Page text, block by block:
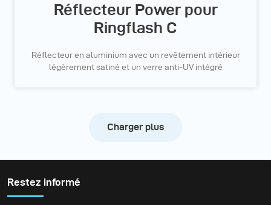
Réflecteur Power pour
Ringflash C
Réflecteur en aluminium avec un revêtement intérieur
légèrement satiné et un verre anti-UV intégré
Charger plus
Restez informé